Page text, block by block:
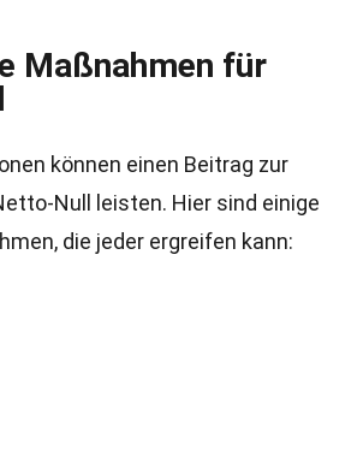
Maßnahmen für
können einen Beitrag zur
Null leisten. Hier sind einige
die jeder ergreifen kann: